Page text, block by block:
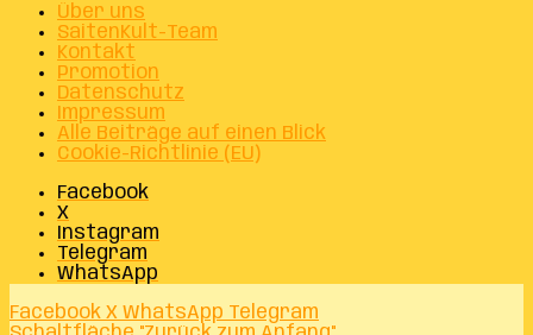
Über uns
SaitenKult-Team
Kontakt
Promotion
Datenschutz
Impressum
Alle Beiträge auf einen Blick
Cookie-Richtlinie (EU)
Facebook
X
Instagram
Telegram
WhatsApp
Facebook X WhatsApp Telegram